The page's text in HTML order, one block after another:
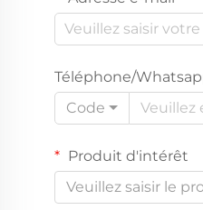
Téléphone/
Code
Produit d'intérêt
Veuillez saisir le